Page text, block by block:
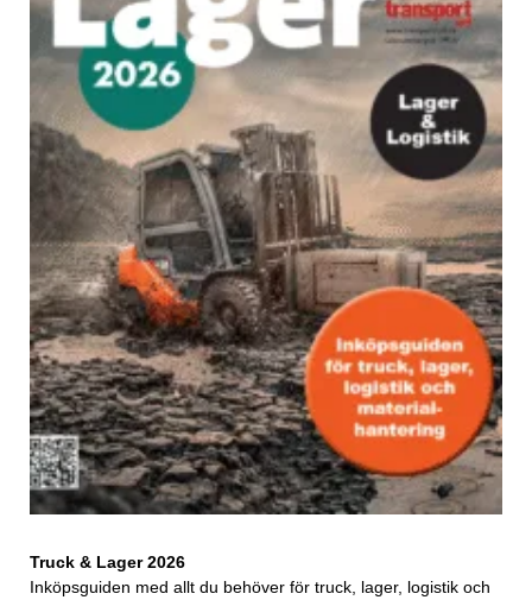
Truck & Lager 2026
Inköpsguiden med allt du behöver för truck, lager, logistik och